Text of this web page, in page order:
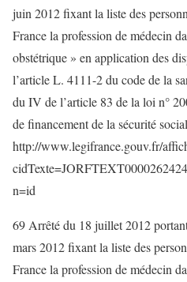
juin 2012 fixant la liste des
France la profession de médecin
obstétrique » en application des
l’article L. 4111-2 du code de la
du IV de l’article 83 de la loi n°
de financement de la sécurité
http://www.legifrance.gouv.fr/
n=id
69 Arrêté du 18 juillet 2012
mars 2012 fixant la liste des
France la profession de médecin